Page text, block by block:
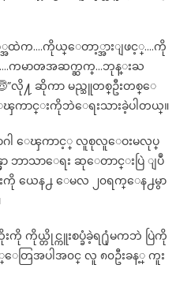
ထဲက….ကိုယ္ေတာ့္အားျဖင့္….ကို
ကမာၻအဆက္ဆက္…ဘုန္းႀ
လို႔ ဆိုကာ မည္သူတစ္ဦးတစ္ေ
ၾကာင္းကိုဘဲေရးသားခဲ့ပါတယ္။
ာဂါ ေၾကာင့္ လူစုလူေဝးမလုပ္
မွာ ဘာသာေရး ဆုေတာင္းပြဲ ျပဳ
းကို ယေန႕ ေမလ ၂၀ရက္ေန႕မွာ
ကို ကိုယ္တိုင္ကူးစပ္ခံခဲ့ရ႐ုံမကဘဲ ပြဲကို
ြအပါအ၀င္ လူ ၈၀ဦးခန့္ ကူး